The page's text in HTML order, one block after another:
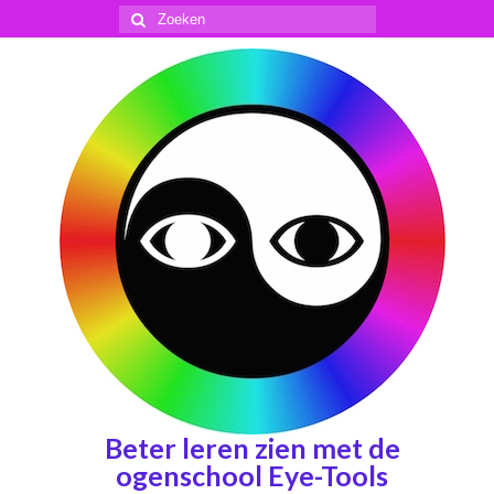
Zoeken
naar:
Beter leren zien met de
ogenschool Eye-Tools